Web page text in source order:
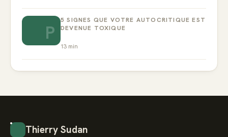
P
5 SIGNES QUE VOTRE AUTOCRITIQUE EST
DEVENUE TOXIQUE
13 min
Thierry Sudan